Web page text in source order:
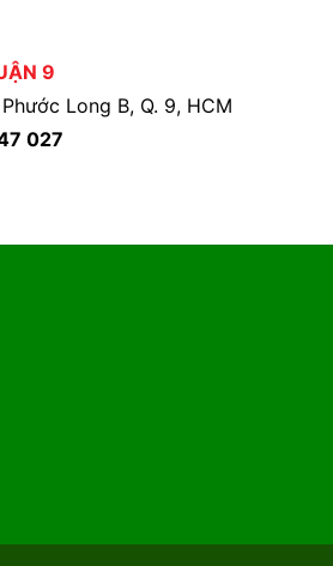
9
Long B, Q. 9, HCM
027